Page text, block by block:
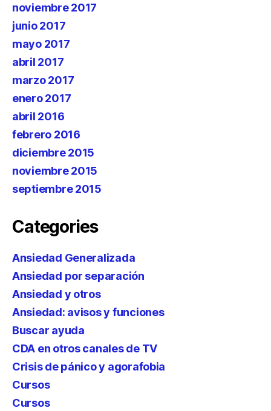
noviembre 2017
junio 2017
mayo 2017
abril 2017
marzo 2017
enero 2017
abril 2016
febrero 2016
diciembre 2015
noviembre 2015
septiembre 2015
Categories
Ansiedad Generalizada
Ansiedad por separación
Ansiedad y otros
Ansiedad: avisos y funciones
Buscar ayuda
CDA en otros canales de TV
Crisis de pánico y agorafobia
Cursos
Cursos